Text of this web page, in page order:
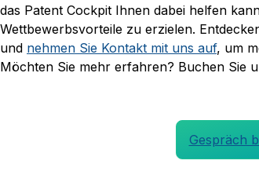
das Patent Cockpit Ihnen dabei helfen
Wettbewerbsvorteile zu erzielen.
und nehmen Sie Kontakt mit uns auf, um
Möchten Sie mehr erfahren? Buchen Sie
Gespräch